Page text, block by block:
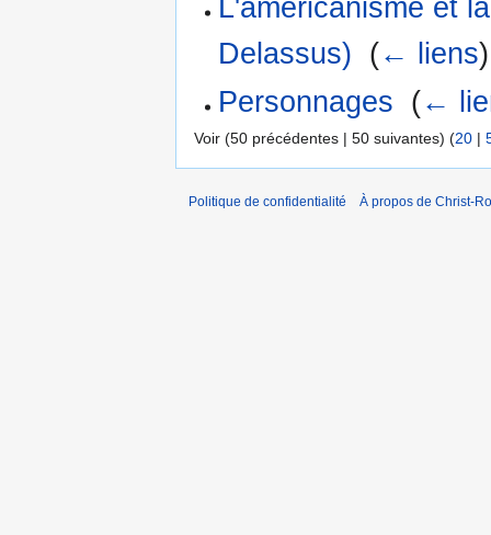
L'américanisme et
Delassus) (← liens)
Personnages (←
Voir (50 précédentes | 50 suivantes) (20 |
Politique de confidentialité À propos de Christ-